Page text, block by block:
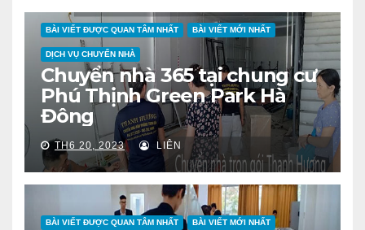
BÀI VIẾT ĐƯỢC QUAN TÂM NHẤT BÀI VIẾT MỚI NHẤT
DỊCH VỤ CHUYỂN NHÀ
Chuyển nhà 365 tại chung cư
Phú Thịnh Green Park Hà
Đông
TH6 20, 2023 LIÊN
BÀI VIẾT ĐƯỢC QUAN TÂM NHẤT BÀI VIẾT MỚI NHẤT